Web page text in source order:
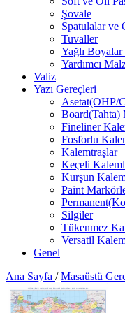
Şovale
Spatulalar ve
Tuvaller
Yağlı Boyalar
Yardımcı
Valiz
Yazı Gereçleri
Asetat(OHP/
Board(Tahta)
Fineliner
Fosforlu
Kalemtraşlar
Keçeli
Kurşun
Paint
Silgiler
Tükenmez
Versatil
Genel
Ana Sayfa / Masaüstü